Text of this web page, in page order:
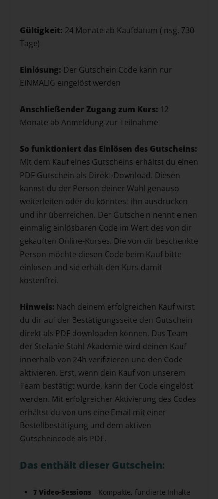
Gültigkeit: 24 Monate ab Kaufdatum (insg. 730
Tage)
Einlösung: Der Gutschein Code kann nur
EINMALIG eingelöst werden
Anschließender Zugang zum Kurs: 12
Monate ab Anmeldung zur Teilnahme
So funktioniert das Einlösen des Gutscheins:
Mit dem Kauf eines Gutscheins erhältst du einen
PDF-Gutschein als Direkt-Download. Diesen
kannst du der Person deiner Wahl genauso
weiterleiten oder du könntest ihn ausdrucken
und ihr überreichen. Der Gutschein nennt einen
einmalig einlösbaren Code im Wert des von dir
gekauften Online-Kurses. Die von dir beschenkte
Person möchte diesen Code beim Kauf bitte
einlösen und sie erhält den Kurs damit
kostenfrei.
Hinweis: Nach deinem erfolgreichen Kauf wirst
du dir auf der Bestätigungsseite den Gutschein
direkt als PDF downloaden können. Das Team
der Stefanie Stahl Akademie wird deinen Kauf
innerhalb von 24h verifizieren und den Code
aktivieren. Erst, wenn dein Kauf von unserem
Team bestätigt wurde, kann der Code eingelöst
werden. Mit erfolgreicher Aktivierung des Codes
erhältst du von uns eine Email mit einer
Bestellbestätigung und dem aktiven
Gutscheincode als PDF.
Das enthält dieser Gutschein:
7 Video-Sessions – Kompakte, fundierte Inhalte